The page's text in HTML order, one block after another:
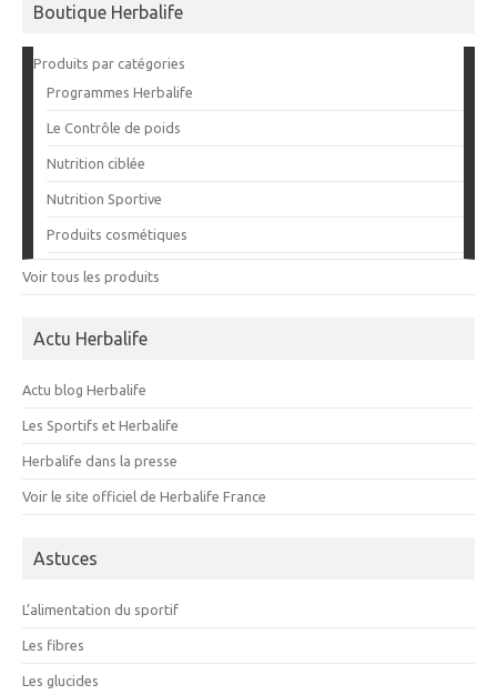
Boutique Herbalife
Produits par catégories
Programmes Herbalife
Le Contrôle de poids
Nutrition ciblée
Nutrition Sportive
Produits cosmétiques
Voir tous les produits
Actu Herbalife
Actu blog Herbalife
Les Sportifs et Herbalife
Herbalife dans la presse
Voir le site officiel de Herbalife France
Astuces
L’alimentation du sportif
Les fibres
Les glucides